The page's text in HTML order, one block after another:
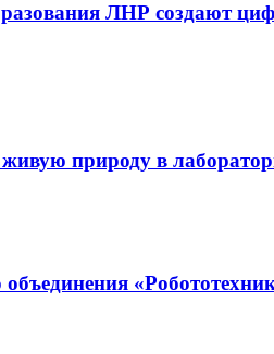
ЛНР создают
природу в